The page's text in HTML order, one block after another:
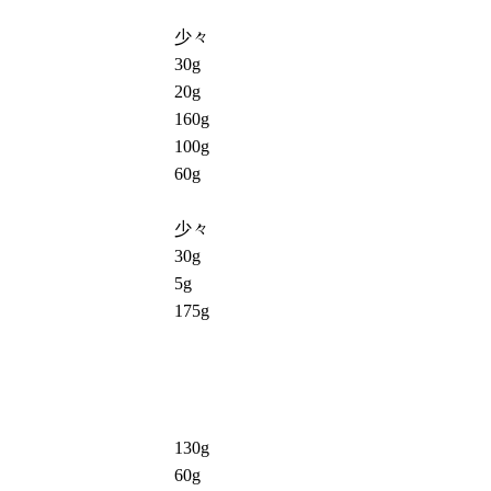
少々
30g
20g
160g
100g
60g
少々
30g
5g
175g
130g
60g